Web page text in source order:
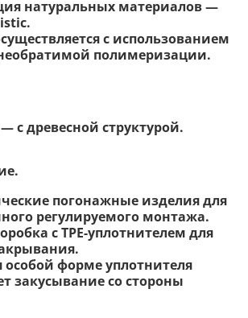
натуральных материалов —
с использованием
необратимой полимеризации.
с древесной структурой.
погонажные изделия для
регулируемого монтажа.
с TPE-уплотнителем для
особой форме уплотнителя
закусывание со стороны